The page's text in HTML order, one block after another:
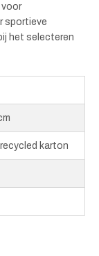
sportieve
het selecteren
karton